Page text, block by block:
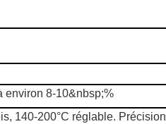
environ 8-10&nbsp;%
140-200°C réglable. Précision